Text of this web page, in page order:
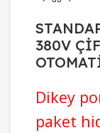
380V
Dikey
paket